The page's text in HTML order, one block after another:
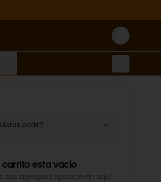
Login
pedir?
carrito esta vacío
que agregues aparecerán aquí